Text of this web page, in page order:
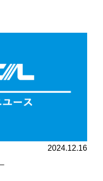
2024.12.16